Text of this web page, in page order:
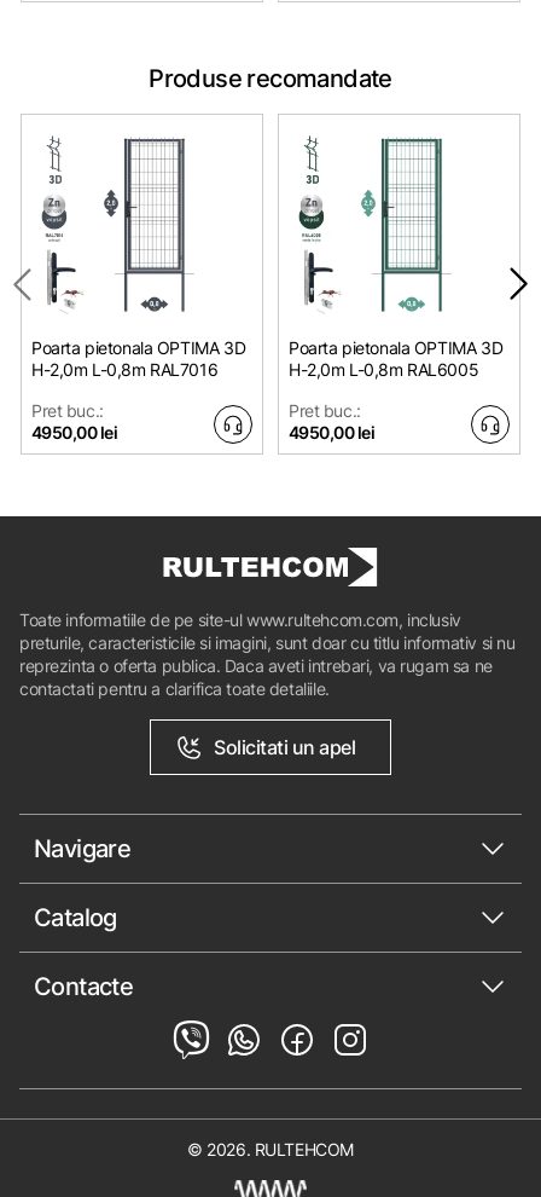
Produse recomandate
Poarta pietonala OPTIMA 3D
H-2,0m L-0,8m RAL7016
Pret buc.:
4950,00 lei
Poarta pietonala OPTIMA 3D
H-2,0m L-0,8m RAL6005
Pret buc.:
4950,00 lei
Toate informatiile de pe site-ul www.rultehcom.com, inclusiv
preturile, caracteristicile si imagini, sunt doar cu titlu informativ si nu
reprezinta o oferta publica. Daca aveti intrebari, va rugam sa ne
contactati pentru a clarifica toate detaliile.
Solicitati un apel
Navigare
Catalog
Contacte
© 2026. RULTEHCOM